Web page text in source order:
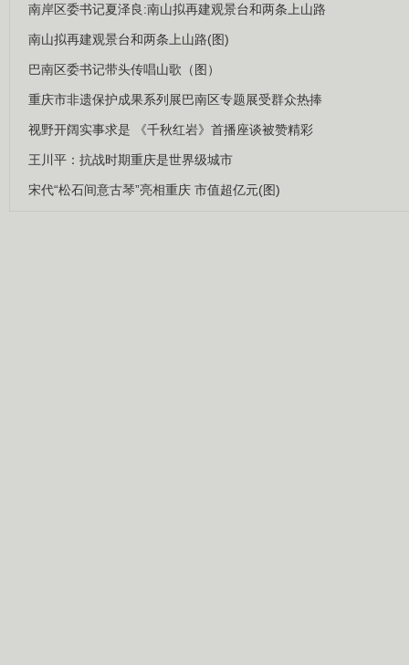
南岸区委书记夏泽良:南山拟再建观景台和两条上山路
南山拟再建观景台和两条上山路(图)
巴南区委书记带头传唱山歌（图）
重庆市非遗保护成果系列展巴南区专题展受群众热捧
视野开阔实事求是 《千秋红岩》首播座谈被赞精彩
王川平：抗战时期重庆是世界级城市
宋代“松石间意古琴”亮相重庆 市值超亿元(图)